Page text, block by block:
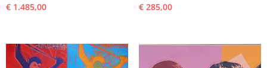
€ 1.485,00 €285,00